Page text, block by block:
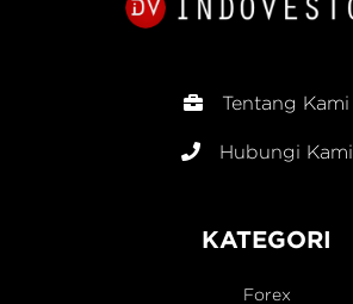
Tentang Kami
Hubungi Kami
KATEGORI
Forex